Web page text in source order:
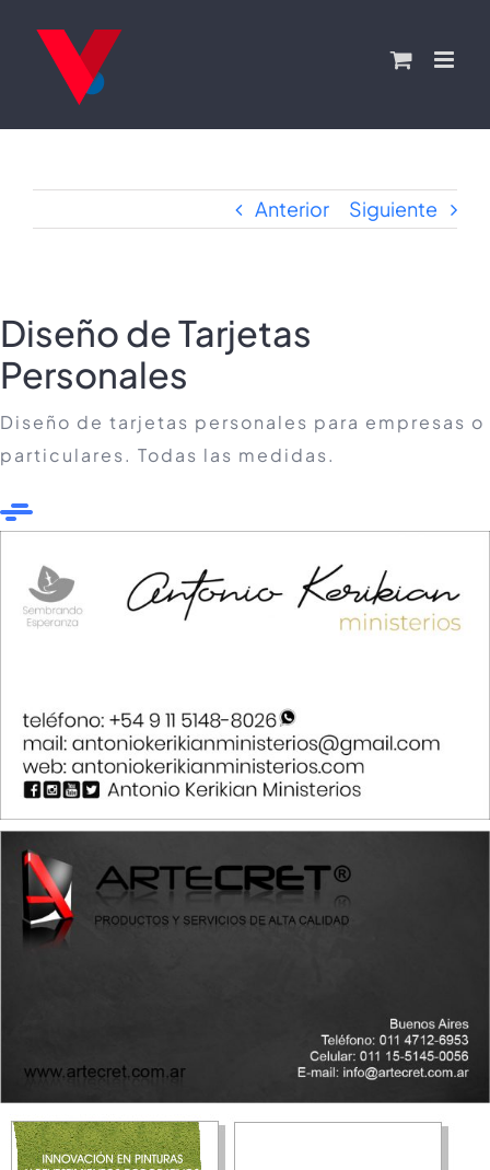
contenido
Anterior Siguiente
Diseño de Tarjetas
Personales
Diseño de tarjetas personales para empresas o
particulares. Todas las medidas.